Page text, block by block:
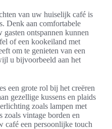
van uw huiselijk café is
Denk aan comfortabele
gasten ontspannen kunnen
of een kookeiland met
om te genieten van een
u bijvoorbeeld aan het
een grote rol bij het creëren
gezellige kussens en plaids
zoals lampen met
zoals vintage borden en
café een persoonlijke touch